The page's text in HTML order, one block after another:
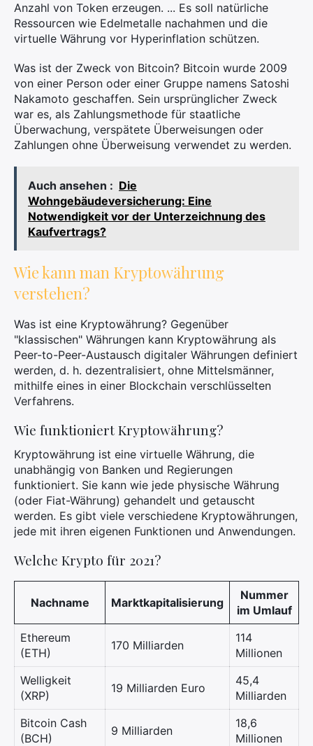
Anzahl von Token erzeugen. ... Es soll natürliche
Ressourcen wie Edelmetalle nachahmen und die
virtuelle Währung vor Hyperinflation schützen.
Was ist der Zweck von Bitcoin? Bitcoin wurde 2009
von einer Person oder einer Gruppe namens Satoshi
Nakamoto geschaffen. Sein ursprünglicher Zweck
war es, als Zahlungsmethode für staatliche
Überwachung, verspätete Überweisungen oder
Zahlungen ohne Überweisung verwendet zu werden.
Auch ansehen : Die
Wohngebäudeversicherung: Eine
Notwendigkeit vor der Unterzeichnung des
Kaufvertrags?
Wie kann man Kryptowährung
verstehen?
Was ist eine Kryptowährung? Gegenüber
"klassischen" Währungen kann Kryptowährung als
Peer-to-Peer-Austausch digitaler Währungen definiert
werden, d. h. dezentralisiert, ohne Mittelsmänner,
mithilfe eines in einer Blockchain verschlüsselten
Verfahrens.
Wie funktioniert Kryptowährung?
Kryptowährung ist eine virtuelle Währung, die
unabhängig von Banken und Regierungen
funktioniert. Sie kann wie jede physische Währung
(oder Fiat-Währung) gehandelt und getauscht
werden. Es gibt viele verschiedene Kryptowährungen,
jede mit ihren eigenen Funktionen und Anwendungen.
Welche Krypto für 2021?
Nachname Marktkapitalisierung
Nummer
im Umlauf
Ethereum
(ETH)
170 Milliarden
114
Millionen
Welligkeit
(XRP)
19 Milliarden Euro
45,4
Milliarden
Bitcoin Cash
(BCH)
9 Milliarden
18,6
Millionen
Suchen
Sie
nach: